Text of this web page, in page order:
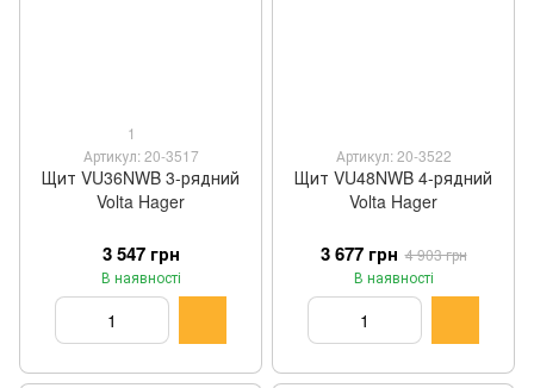
1
Артикул: 20-3517
Щит VU36NWB 3-рядний
Volta Hager
3 547 грн
В наявності
Артикул: 20-3522
Щит VU48NWB 4-рядний
Volta Hager
3 677 грн 4 903 грн
В наявності